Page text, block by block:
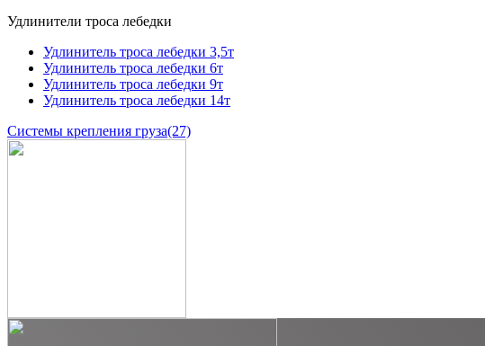
Удлинители троса лебедки
Удлинитель троса лебедки 3,5т
Удлинитель троса лебедки 6т
Удлинитель троса лебедки 9т
Удлинитель троса лебедки 14т
Системы крепления груза(27)